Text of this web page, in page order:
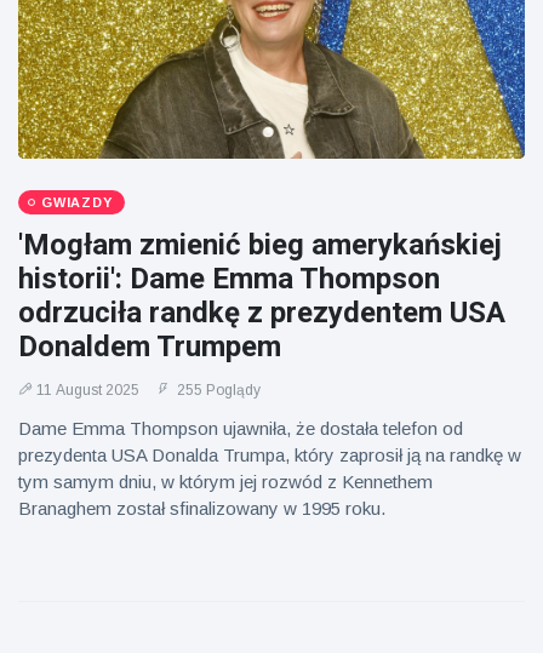
GWIAZDY
'Mogłam zmienić bieg amerykańskiej
historii': Dame Emma Thompson
odrzuciła randkę z prezydentem USA
Donaldem Trumpem
11 August 2025 255 Poglądy
Dame Emma Thompson ujawniła, że dostała telefon od
prezydenta USA Donalda Trumpa, który zaprosił ją na randkę w
tym samym dniu, w którym jej rozwód z Kennethem
Branaghem został sfinalizowany w 1995 roku.